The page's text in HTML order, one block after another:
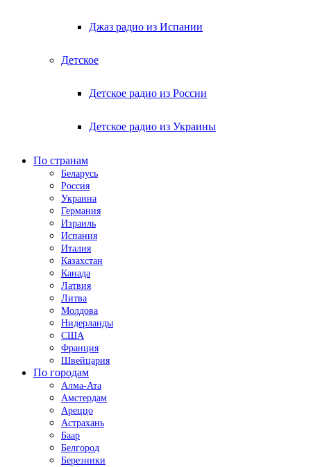
Джаз радио из Испании
Детское
Детское радио из России
Детское радио из Украины
По странам
Беларусь
Россия
Украина
Германия
Израиль
Испания
Италия
Казахстан
Канада
Латвия
Литва
Молдова
Нидерланды
США
Франция
Швейцария
По городам
Алма-Ата
Амстердам
Ареццо
Астрахань
Баар
Белгород
Березники